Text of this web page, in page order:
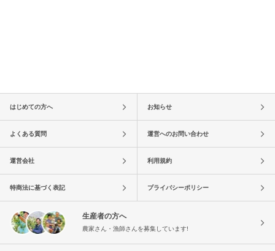
はじめての方へ お知らせ
よくある質問 運営へのお問い合わせ
運営会社 利用規約
特商法に基づく表記 プライバシーポリシー
生産者の方へ
農家さん・漁師さんを募集しています!